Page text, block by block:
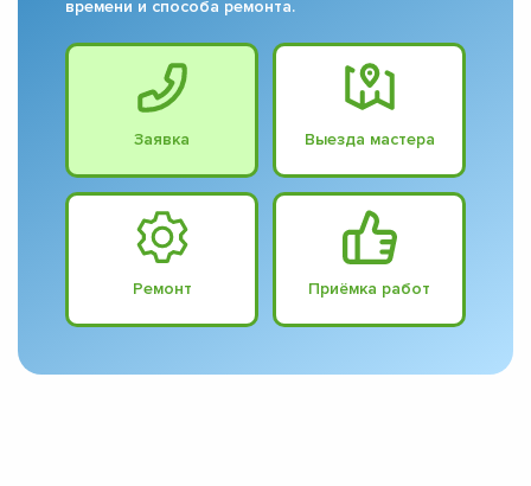
времени и способа ремонта.
Заявка Выезда мастера
Ремонт Приёмка работ